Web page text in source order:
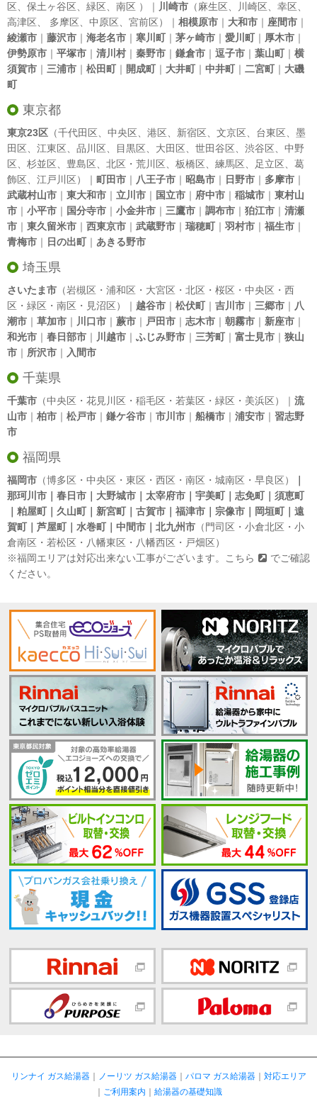
区、 保土ヶ谷区、 緑区、 南区 ）｜ 川崎市 （麻生区、 川崎区、 幸区、
高津区、 多摩区、 中原区、 宮前区）｜ 相模原市 ｜ 大和市 ｜ 座間市 ｜
綾瀬市 ｜ 藤沢市 ｜ 海老名市 ｜ 寒川町｜ 茅ヶ崎市 ｜ 愛川町｜ 厚木市 ｜
伊勢原市 ｜ 平塚市 ｜ 清川村｜ 秦野市 ｜ 鎌倉市 ｜ 逗子市 ｜ 葉山町｜ 横
須賀市 ｜ 三浦市 ｜ 松田町｜ 開成町｜ 大井町｜ 中井町｜ 二宮町｜ 大磯
町
東京都
東京23区 （千代田区、 中央区、 港区、 新宿区、 文京区、 台東区、 墨
田区、 江東区、 品川区、 目黒区、 大田区、 世田谷区、 渋谷区、 中野
区、 杉並区、 豊島区、 北区 ・ 荒川区、 板橋区、 練馬区、 足立区、 葛
飾区、 江戸川区）｜ 町田市 ｜ 八王子市 ｜ 昭島市 ｜ 日野市 ｜ 多摩市 ｜
武蔵村山市 ｜ 東大和市 ｜ 立川市 ｜ 国立市 ｜ 府中市 ｜ 稲城市 ｜ 東村山
市 ｜ 小平市 ｜ 国分寺市 ｜ 小金井市 ｜ 三鷹市 ｜ 調布市 ｜ 狛江市 ｜ 清瀬
市 ｜ 東久留米市 ｜ 西東京市 ｜ 武蔵野市 ｜ 瑞穂町｜ 羽村市 ｜ 福生市 ｜
青梅市 ｜ 日の出町｜ あきる野市
埼玉県
さいたま市 （岩槻区・浦和区・大宮区・北区・桜区・中央区・西
区・緑区・南区・見沼区）｜ 越谷市 ｜ 松伏町｜ 吉川市 ｜ 三郷市 ｜ 八
潮市 ｜ 草加市 ｜ 川口市 ｜ 蕨市 ｜ 戸田市 ｜ 志木市 ｜ 朝霧市 ｜ 新座市 ｜
和光市 ｜ 春日部市 ｜ 川越市 ｜ ふじみ野市 ｜ 三芳町｜ 富士見市 ｜ 狭山
市 ｜ 所沢市 ｜ 入間市
千葉県
千葉市 （中央区・花見川区・稲毛区・若葉区・緑区・美浜区）｜ 流
山市 ｜ 柏市 ｜ 松戸市 ｜ 鎌ケ谷市 ｜ 市川市 ｜ 船橋市 ｜ 浦安市 ｜ 習志野
市
福岡県
福岡市 （博多区・中央区・東区・西区・南区・城南区・早良区）
那珂川市｜春日市｜大野城市｜太宰府市｜宇美町｜志免町｜須恵町
｜粕屋町｜久山町｜新宮町｜古賀市｜福津市｜宗像市｜岡垣町｜遠
賀町｜芦屋町｜水巻町｜中間市｜北九州市 （門司区・小倉北区・小
倉南区・若松区・八幡東区・八幡西区・戸畑区）
※福岡エリアは対応出来ない工事がございます。
こちら
でご確認
ください。
リンナイ ガス給湯器｜ ノーリツ ガス給湯器｜ パロマ ガス給湯器｜ 対応エリア
｜ ご利用案内 ｜ 給湯器の基礎知識